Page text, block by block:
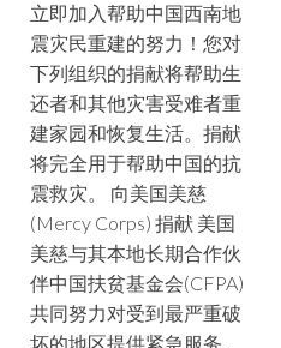
立即加入帮助中国西南地
震灾民重建的努力！您对
下列组织的捐献将帮助生
还者和其他灾害受难者重
建家园和恢复生活。捐献
将完全用于帮助中国的抗
震救灾。 向美国美慈
(Mercy Corps) 捐献 美国
美慈与其本地长期合作伙
伴中国扶贫基金会(CFPA)
共同努力对受到最严重破
坏的地区提供紧急服务。